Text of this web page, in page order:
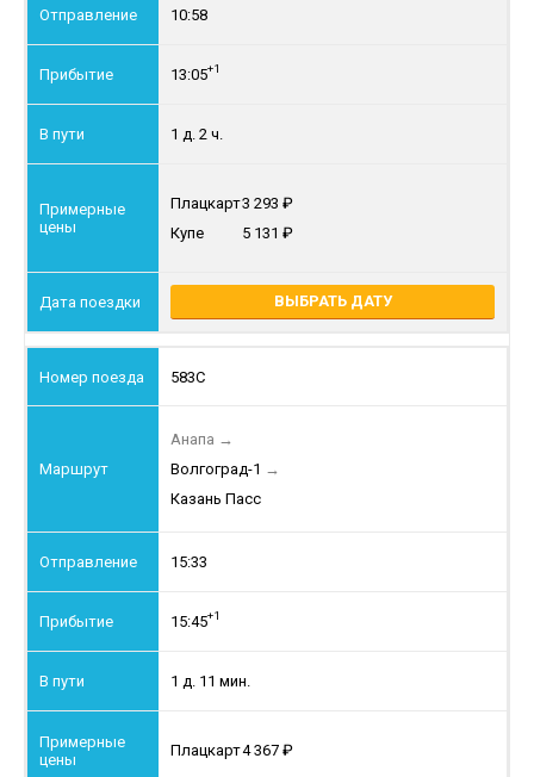
10:58
13:05+1
1 д. 2 ч.
Плацкарт3 293
Купе
5 131
ВЫБРАТЬ ДАТУ
583С
Анапа →
Волгоград-1 →
Казань Пасс
15:33
15:45+1
1 д. 11 мин.
Плацкарт4 367